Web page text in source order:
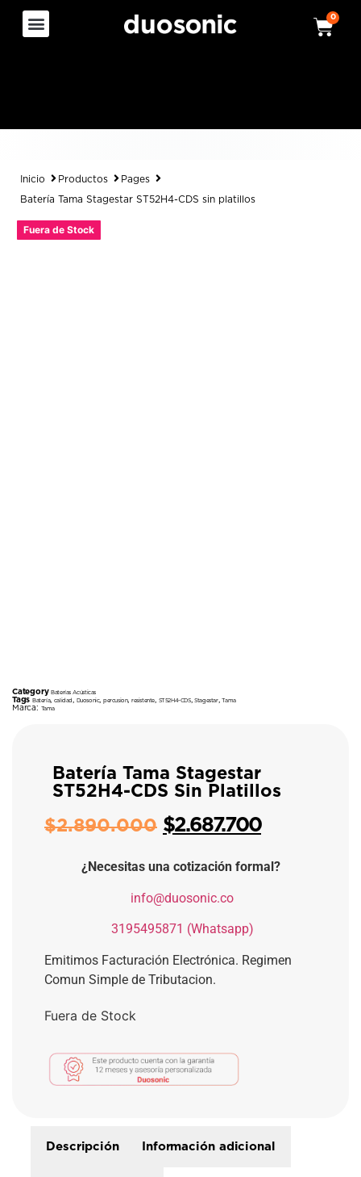
0
Inicio Productos Pages
Batería Tama Stagestar ST52H4-CDS sin platillos
Fuera de Stock
Category Baterías Acústicas
Tags Batería, calidad, Duosonic,percusion,resistente, ST52H4-CDS,Stagestar,Tama
Marca: Tama
Batería Tama Stagestar
ST52H4-CDS Sin Platillos
$2.890.000 $2.687.700
¿Necesitas una cotización formal?
info@duosonic.co
3195495871 (Whatsapp)
Emitimos Facturación Electrónica. Regimen
Comun Simple de Tributacion.
Fuera de Stock
Descripción Información adicional